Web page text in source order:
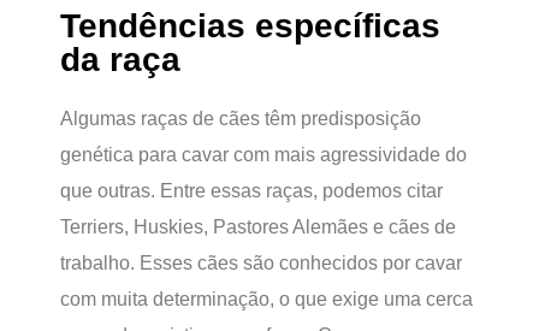
Tendências específicas
da raça
Algumas raças de cães têm predisposição
genética para cavar com mais agressividade do
que outras. Entre essas raças, podemos citar
Terriers, Huskies, Pastores Alemães e cães de
trabalho. Esses cães são conhecidos por cavar
com muita determinação, o que exige uma cerca